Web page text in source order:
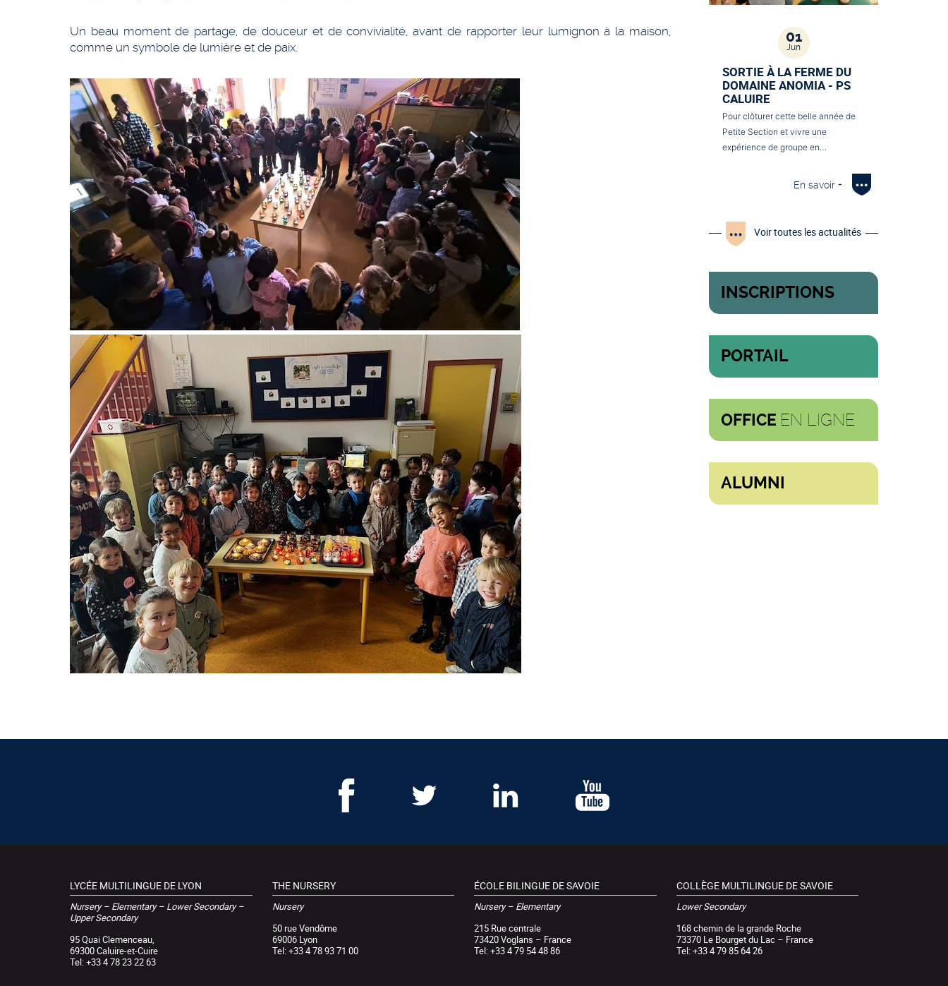
Un beau moment de partage, de douceur et de convivialité, avant de rapporter leur lumignon à la maison,
comme un symbole de lumière et de paix.
01
Jun
SORTIE À LA FERME DU
DOMAINE ANOMIA - PS
CALUIRE
Pour clôturer cette belle année de
Petite Section et vivre une
expérience de groupe en…
En savoir +
Voir toutes les actualités
INSCRIPTIONS
PORTAIL
OFFICE EN LIGNE
ALUMNI
LYCÉE MULTILINGUE DE LYON
Nursery – Elementary – Lower Secondary –
Upper Secondary
95 Quai Clemenceau,
69300 Caluire-et-Cuire
Tel: +33 4 78 23 22 63
THE NURSERY
Nursery
50 rue Vendôme
69006 Lyon
Tel: +33 4 78 93 71 00
ÉCOLE BILINGUE DE SAVOIE
Nursery – Elementary
215 Rue centrale
73420 Voglans – France
Tel: +33 4 79 54 48 86
COLLÈGE MULTILINGUE DE SAVOIE
Lower Secondary
168 chemin de la grande Roche
73370 Le Bourget du Lac – France
Tel: +33 4 79 85 64 26